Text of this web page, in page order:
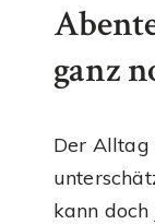
ganz
Der
kann